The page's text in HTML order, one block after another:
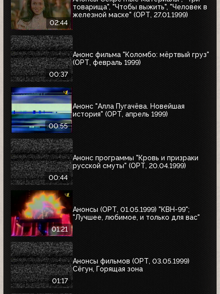
02:44
товарища", "Чтобы выжить", "Человек в
железной маске" (ОРТ, 27.01.1999)
00:37
Анонс фильма "Коломбо: мёртвый груз"
(ОРТ, февраль 1999)
00:55
Анонс "Алла Пугачёва. Новейшая
история" (ОРТ, апрель 1999)
00:44
Анонс программы "Кровь и призраки
русской смуты" (ОРТ, 20.04.1999)
01:21
Анонсы (ОРТ, 01.05.1999) "КВН-99";
"Лучшее, любимое, и только для вас"
01:17
Анонсы фильмов (ОРТ, 03.05.1999)
Сёгун, Горящая зона